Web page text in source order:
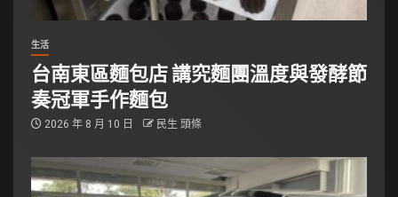
生活
台南東區麵包店 講究麵團溫度與發酵節
奏冠軍手作麵包
2026 年 8 月 10 日 民生 頭條